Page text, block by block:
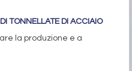
TONNELLATE DI ACCIAIO
la produzione e a